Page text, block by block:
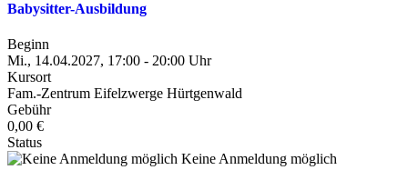
Babysitter-Ausbildung
Beginn
Mi., 14.04.2027, 17:00 - 20:00 Uhr
Kursort
Fam.-Zentrum Eifelzwerge Hürtgenwald
Gebühr
0,00 €
Status
Keine Anmeldung möglich